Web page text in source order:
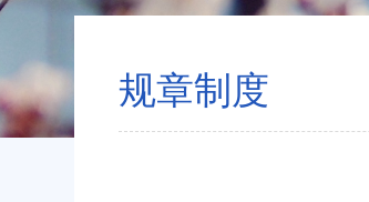
规章制度